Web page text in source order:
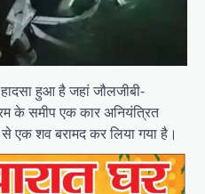
हुआ है जहां जौलजीबी-
के समीप एक कार अनियंत्रित
से एक शव बरामद कर लिया गया है।